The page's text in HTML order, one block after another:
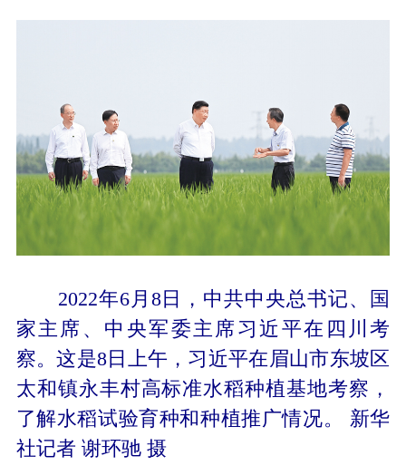
2022年6月8日，中共中央总书记、国
家主席、中央军委主席习近平在四川考
察。这是8日上午，习近平在眉山市东坡区
太和镇永丰村高标准水稻种植基地考察，
了解水稻试验育种和种植推广情况。 新华
社记者 谢环驰 摄